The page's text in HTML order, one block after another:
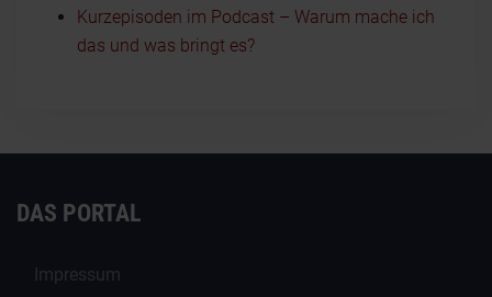
Kurzepisoden im Podcast – Warum mache ich
das und was bringt es?
DAS PORTAL
Impressum